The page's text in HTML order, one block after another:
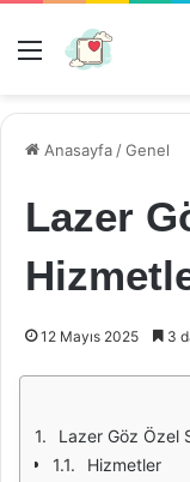
Menü
Anasayfa /Genel
Lazer
12 Mayıs 2025 3
Lazer Göz Özel
Hizmetler